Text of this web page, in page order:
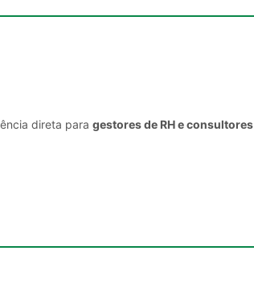
direta para gestores de RH e consultores